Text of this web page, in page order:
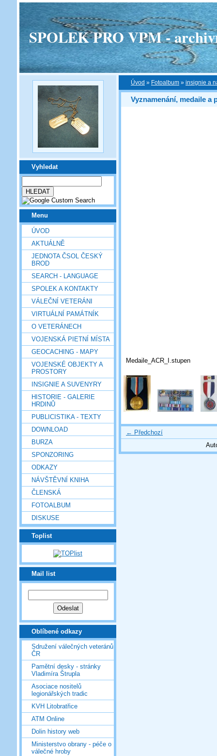
SPOLEK PRO VPM -
Vyhledat
Menu
ÚVOD
AKTUÁLNĚ
JEDNOTA ČSOL ČESKÝ
BROD
SEARCH - LANGUAGE
SPOLEK A KONTAKTY
VÁLEČNÍ VETERÁNI
VIRTUÁLNÍ PAMÁTNÍK
O VETERÁNECH
VOJENSKÁ PIETNÍ MÍSTA
GEOCACHING - MAPY
VOJENSKÉ OBJEKTY A
PROSTORY
INSIGNIE A SUVENYRY
HISTORIE - GALERIE
HRDINŮ
PUBLICISTIKA - TEXTY
DOWNLOAD
BURZA
SPONZORING
ODKAZY
NÁVŠTĚVNÍ KNIHA
ČLENSKÁ
FOTOALBUM
DISKUSE
Toplist
Mail list
Oblíbené odkazy
Sdružení válečných veteránů
ČR
Pamětní desky - stránky
Vladimíra Štrupla
Asociace nositelů
legionářských tradic
KVH Litobratřice
ATM Online
Dolin history web
Ministerstvo obrany - péče o
válečné hroby
Úvod » Fotoalbum » insignie a
Vyznamenání, medaile a
Medaile_ACR_I.stupen
← Předchozí